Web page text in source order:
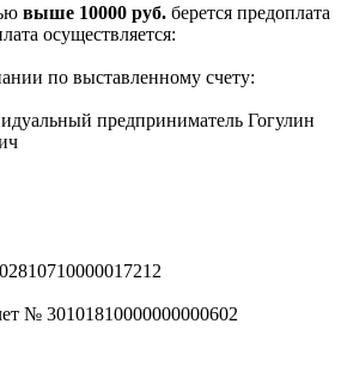
выше 10000 руб. берется предоплата
осуществляется:
по выставленному счету:
предприниматель Гогулин
№ 30101810000000000602